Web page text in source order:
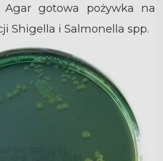
Agar gotowa pożywka na
Shigella i Salmonella spp.